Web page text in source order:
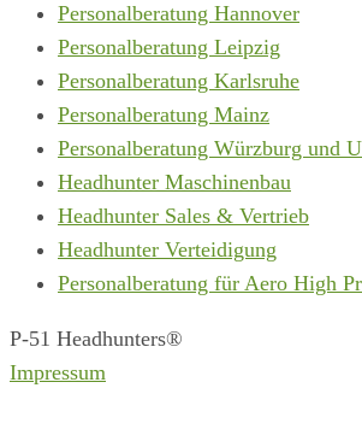
Personalberatung Hannover
Personalberatung Leipzig
Personalberatung Karlsruhe
Personalberatung Mainz
Personalberatung Würzburg und
Headhunter Maschinenbau
Headhunter Sales & Vertrieb
Headhunter Verteidigung
Personalberatung für Aero High
P-51 Headhunters®
Impressum